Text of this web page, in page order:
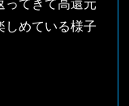
ってきて高還元
しめている様子